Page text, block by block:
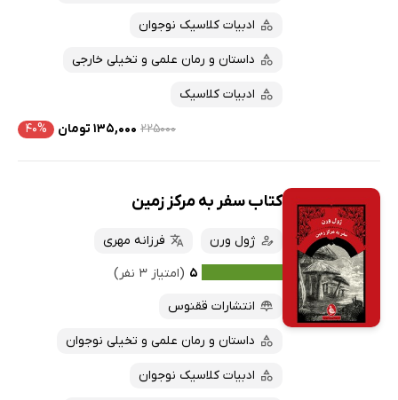
ادبیات کلاسیک نوجوان
داستان و رمان علمی و تخیلی خارجی
ادبیات کلاسیک
۲۲۵۰۰۰ ۱۳۵,۰۰۰ تومان ۴۰%
کتاب سفر به مرکز زمین
ژول ورن
فرزانه مهری
۵ (امتیاز ۳ نفر)
انتشارات ققنوس
داستان و رمان علمی و تخیلی نوجوان
ادبیات کلاسیک نوجوان